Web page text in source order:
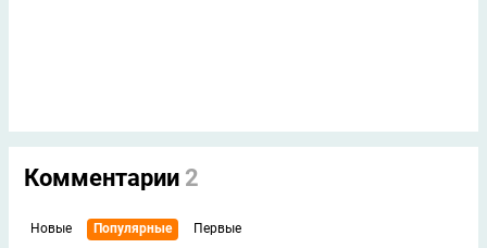
Комментарии 2
Новые Популярные Первые